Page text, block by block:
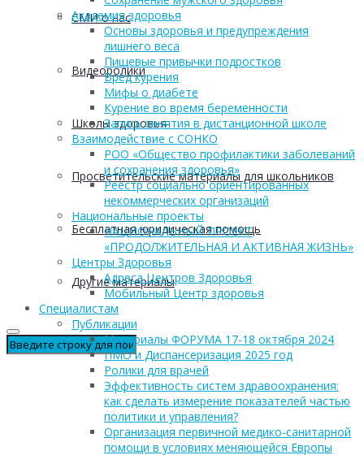
СМИ о нас
Видеоролики
Школы здоровья
Просветительские материалы для школьников
Бесплатная юридическая помощь
Другие материалы
Академия здоровья
Основы здоровья и предупреждения
лишнего веса
Пищевые привычки подростков
Вред курения
Мифы о диабете
Курение во время беременности
Запись занятия в дистанционной школе
Взаимодействие с СОНКО
РОО «Общество профилактики заболеваний
и сохранения здоровья»
Реестр социально ориентированных
некоммерческих организаций
Национальные проекты
НАЦИОНАЛЬНЫЙ ПРОЕКТ
«ПРОДОЛЖИТЕЛЬНАЯ И АКТИВНАЯ ЖИЗНЬ»
Центры Здоровья
Адреса Центров Здоровья
Мобильный Центр здоровья
Cпециалистам
Публикации
Материалы ФОРУМА 17-18 октября 2024
ПМО и Диспансеризация 2025 год
Ролики для врачей
Эффективность систем здравоохранения:
как сделать измерение показателей частью
политики и управления?
Организация первичной медико-санитарной
помощи в условиях меняющейся Европы